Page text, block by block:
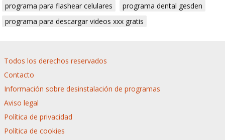
programa para flashear celulares
programa dental gesden
programa para descargar videos xxx gratis
Todos los derechos reservados
Contacto
Información sobre desinstalación de programas
Aviso legal
Política de privacidad
Política de cookies